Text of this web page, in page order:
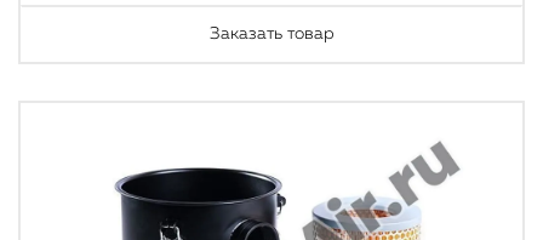
Заказать товар